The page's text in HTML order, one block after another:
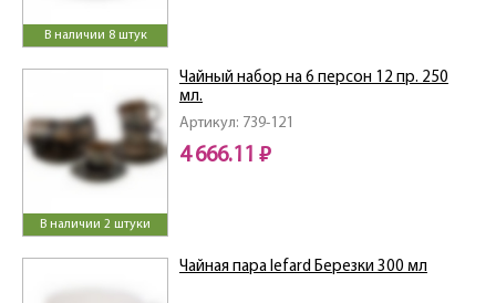
В наличии 8 штук
В наличии 2 штуки
Артикул: 739-121
Чайный набор на 6 персон 12 пр. 250
мл.
4 666.11 ₽
Чайная пара lefard Березки 300 мл